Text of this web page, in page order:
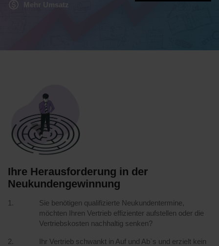
Mehr Umsatz
Ihre Herausforderung in der
Neukundengewinnung
Sie benötigen qualifizierte Neukundentermine,
möchten Ihren Vertrieb effizienter aufstellen oder die
Vertriebskosten nachhaltig senken?
Ihr Vertrieb schwankt in Auf und Ab`s und erzielt kein